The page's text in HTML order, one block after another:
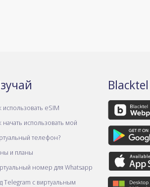
использовать eSIM
начать использовать мой
телефон?
и планы
номер для Whatsapp
Telegram с виртуальным